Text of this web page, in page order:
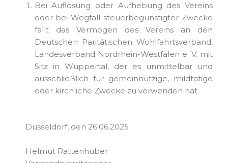
Bei Auflösung oder Aufhebung des Vereins
oder bei Wegfall steuerbegünstigter Zwecke
fällt das Vermögen des Vereins an den
Deutschen Paritätischen Wohlfahrtsverband,
Landesverband Nordrhein-Westfalen e. V. mit
Sitz in Wuppertal, der es unmittelbar und
ausschließlich für gemeinnützige, mildtätige
oder kirchliche Zwecke zu verwenden hat.
Düsseldorf, den 26.06.2025
Helmut Rattenhuber